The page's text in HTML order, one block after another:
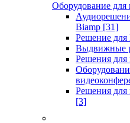
Оборудование для
Biamp [31]
Решение
Выдвижные
Решения для
Решения для
[3]